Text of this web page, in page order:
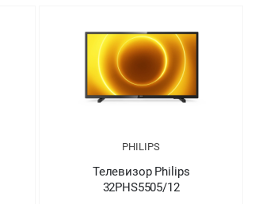
Philips
Телевизор